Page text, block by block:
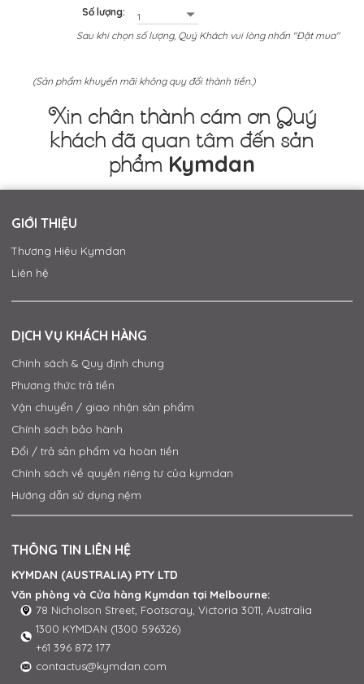
Số lượng:
Sau khi chọn số lượng, Quý Khách vui lòng nhấn "Đặt mua"
(Sản phẩm khuyến mãi không quy đổi thành tiền.)
Xin chân thành cám ơn Quý
khách đã quan tâm đến sản
phẩm Kymdan
GIỚI THIỆU
Thương Hiệu Kymdan
Liên hệ
DỊCH VỤ KHÁCH HÀNG
Chính sách & Quy định chung
Phương thức trả tiền
Vận chuyển / giao nhận sản phẩm
Chính sách bảo hành
Đổi / trả sản phẩm và hoàn tiền
Chính sách về quyền riêng tư của kymdan
Hướng dẫn sử dụng nệm
THÔNG TIN LIÊN HỆ
KYMDAN (AUSTRALIA) PTY LTD
Văn phòng và Cửa hàng Kymdan tại Melbourne:
78 Nicholson Street, Footscray, Victoria 3011, Australia
1300 KYMDAN (1300 596326)
+61 396 872 177
contactus@kymdan.com